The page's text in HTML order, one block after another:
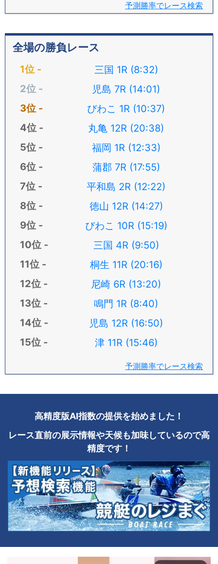
予測勝率でレース検索
全場の勝負レース
三国 1R (8:32)
児島 7R (14:01)
びわこ 1R (10:37)
丸亀 12R (20:38)
福岡 1R (12:33)
蒲郡 7R (17:55)
平和島 2R (12:22)
徳山 12R (14:27)
びわこ 10R (15:19)
三国 4R (9:50)
桐生 11R (20:16)
尼崎 6R (13:20)
鳴門 1R (8:40)
児島 12R (16:50)
津 11R (15:46)
予測勝率でレース検索
高精度版AI指数の提供を始めました！
レース直前の展示情報や天候も加味しているので高
精度です！